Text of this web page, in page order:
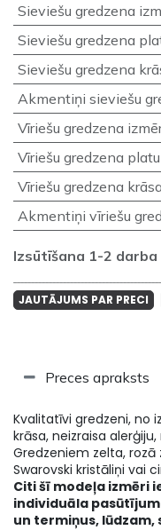
Sieviešu gredzena
Sieviešu gredzena
Sieviešu gredzena
Akmentiņi sieviešu
Vīriešu gredzena
Vīriešu gredzena
Vīriešu gredzena krāsa
Akmentiņi vīriešu
Izsūtīšana 1-2 darba
JAUTĀJUMS PAR PRECI
Preces apraksts
Kvalitatīvi gredzeni, no
krāsa, neizraisa
Gredzeniem zelta,
Swarovski kristāliņi vai
Citi šī modeļa izmēri
individuāla
un termiņus, lūdzam,